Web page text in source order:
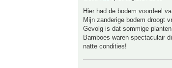
Hier had de bodem voordeel
Mijn zanderige bodem droogt
Gevolg is dat sommige
Bamboes waren spectaculair
natte condities!